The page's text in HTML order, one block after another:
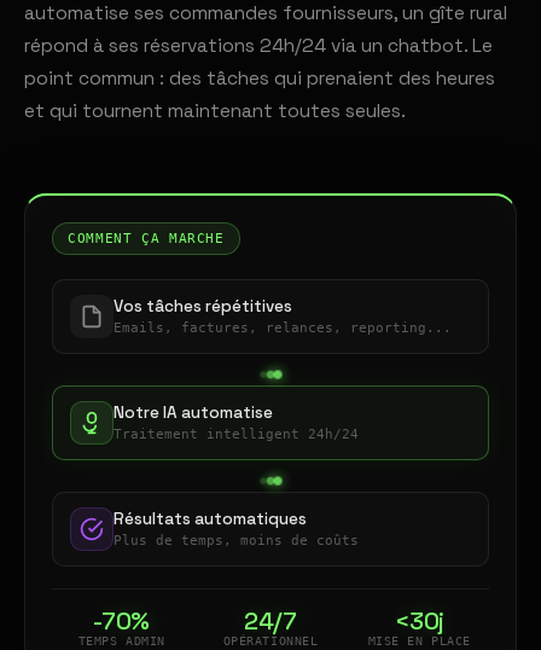
automatise ses commandes fournisseurs, un gîte rural
répond à ses réservations 24h/24 via un chatbot. Le
point commun : des tâches qui prenaient des heures
et qui tournent maintenant toutes seules.
COMMENT ÇA MARCHE
Vos tâches répétitives
Emails, factures, relances, reporting...
Notre IA automatise
Traitement intelligent 24h/24
Résultats automatiques
Plus de temps, moins de coûts
-70%
TEMPS ADMIN
24/7
OPÉRATIONNEL
<30j
MISE EN PLACE